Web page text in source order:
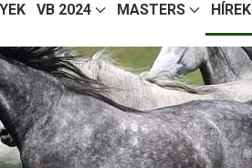
VB 2024 MASTERS HÍREK